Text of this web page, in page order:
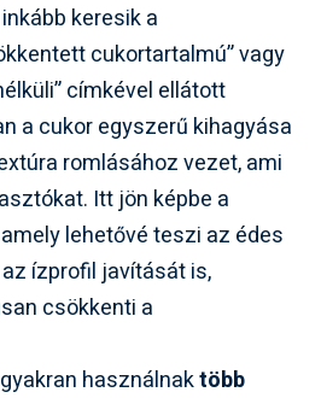
keresik a
cukortartalmú” vagy
címkével ellátott
a cukor egyszerű kihagyása
romlásához vezet, ami
Itt jön képbe a
lehetővé teszi az édes
ízprofil javítását is,
csökkenti a
használnaktöbb